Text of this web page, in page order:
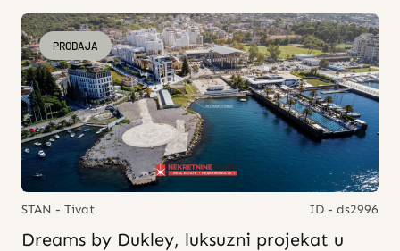
PRODAJA
STAN - Tivat ID - ds2996
Dreams by Dukley, luksuzni projekat u